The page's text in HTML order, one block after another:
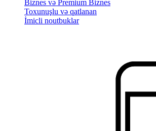
Biznes və Premium Biznes
Toxunuşlu və qatlanan
İmicli noutbuklar